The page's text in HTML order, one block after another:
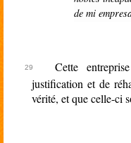
de mi
Cette
justification et de
vérité, et que celle-ci